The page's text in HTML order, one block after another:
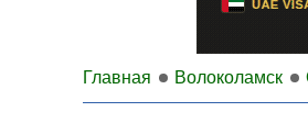
Главная Волоколамск